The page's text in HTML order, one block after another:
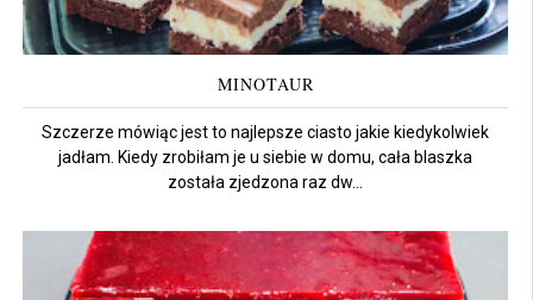
MINOTAUR
Szczerze mówiąc jest to najlepsze ciasto jakie kiedykolwiek
jadłam. Kiedy zrobiłam je u siebie w domu, cała blaszka
została zjedzona raz dw...